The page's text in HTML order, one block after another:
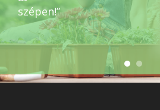
veszem észre, hogy
szükségem is van, de